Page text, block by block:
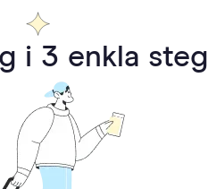
i 3 enkla steg